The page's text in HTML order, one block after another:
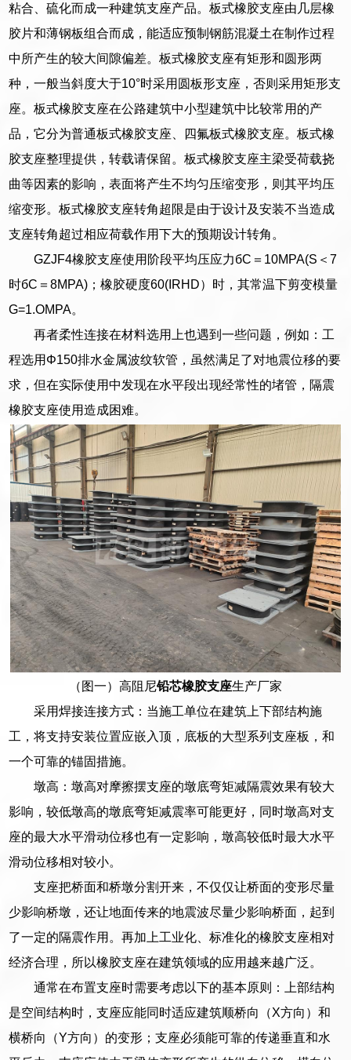
粘合、硫化而成一种建筑支座产品。板式橡胶支座由几层橡
胶片和薄钢板组合而成，能适应预制钢筋混凝土在制作过程
中所产生的较大间隙偏差。板式橡胶支座有矩形和圆形两
种，一般当斜度大于10°时采用圆板形支座，否则采用矩形支
座。板式橡胶支座在公路建筑中小型建筑中比较常用的产
品，它分为普通板式橡胶支座、四氟板式橡胶支座。板式橡
胶支座整理提供，转载请保留。板式橡胶支座主梁受荷载挠
曲等因素的影响，表面将产生不均匀压缩变形，则其平均压
缩变形。板式橡胶支座转角超限是由于设计及安装不当造成
支座转角超过相应荷载作用下大的预期设计转角。
GZJF4橡胶支座使用阶段平均压应力бC＝10MPA(S＜7
时бC＝8MPA)；橡胶硬度60(IRHD）时，其常温下剪变模量
G=1.OMPA。
再者柔性连接在材料选用上也遇到一些问题，例如：工
程选用Φ150排水金属波纹软管，虽然满足了对地震位移的要
求，但在实际使用中发现在水平段出现经常性的堵管，隔震
橡胶支座使用造成困难。
（图一）高阻尼铅芯橡胶支座生产厂家
采用焊接连接方式：当施工单位在建筑上下部结构施
工，将支持安装位置应嵌入顶，底板的大型系列支座板，和
一个可靠的锚固措施。
墩高：墩高对摩擦摆支座的墩底弯矩减隔震效果有较大
影响，较低墩高的墩底弯矩减震率可能更好，同时墩高对支
座的最大水平滑动位移也有一定影响，墩高较低时最大水平
滑动位移相对较小。
支座把桥面和桥墩分割开来，不仅仅让桥面的变形尽量
少影响桥墩，还让地面传来的地震波尽量少影响桥面，起到
了一定的隔震作用。再加上工业化、标准化的橡胶支座相对
经济合理，所以橡胶支座在建筑领域的应用越来越广泛。
通常在布置支座时需要考虑以下的基本原则：上部结构
是空间结构时，支座应能同时适应建筑顺桥向（X方向）和
横桥向（Y方向）的变形；支座必须能可靠的传递垂直和水